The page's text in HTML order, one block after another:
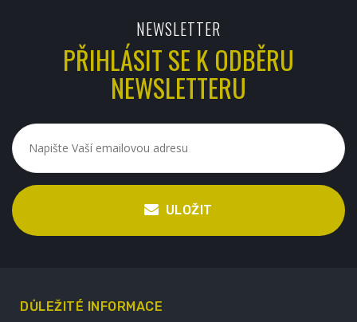
NEWSLETTER
PŘIHLÁSIT SE K ODBĚRU
NEWSLETTERU
ULOŽIT
DŮLEŽITÉ INFORMACE